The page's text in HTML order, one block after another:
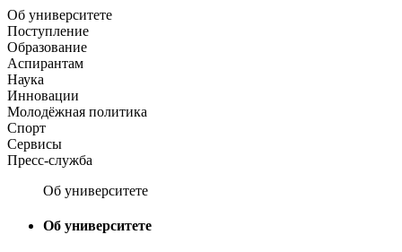
Об университете
Поступление
Образование
Аспирантам
Наука
Инновации
Молодёжная политика
Спорт
Сервисы
Пресс-служба
Об университете
Об университете